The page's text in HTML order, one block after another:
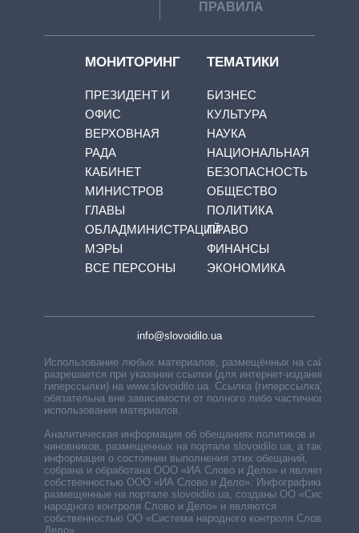
ПРАВИЛА
МОНИТОРИНГ
ПРЕЗИДЕНТ И
ОФИС
ВЕРХОВНАЯ
РАДА
КАБИНЕТ
МИНИСТРОВ
ГЛАВЫ
ОБЛАДМИНИСТРАЦИЙ
МЭРЫ
ВСЕ ПЕРСОНЫ
ТЕМАТИКИ
БИЗНЕС
КУЛЬТУРА
НАУКА
НАЦИОНАЛЬНАЯ
БЕЗОПАСНОСТЬ
ОБЩЕСТВО
ПОЛИТИКА
ПРАВО
ФИНАНСЫ
ЭКОНОМИКА
info@slovoidilo.ua
Использование любых материалов, размещённых на сайте,
разрешается при указании ссылки (для интернет-изданий —
гиперссылки) на www.slovoidilo.ua. Ссылка (гиперссылка)
обязательна вне зависимости от полного либо частичного
использования материалов.
Аналитическая информация об обещаниях политиков и
чиновников, размещенных на портале slovoidilo.ua, а также
информация о состоянии выполнения этих обещаний,
собрана и обработана ООО «ИА Слово и Дело» и является
собственностью ООО «ИА Слово и Дело». Инфографики,
размещенные на портале slovoidilo.ua, созданы ОО «Система
народного контроля Слово и Дело» и являются
собственностью ОО «Система народного контроля Слово и
Дело».